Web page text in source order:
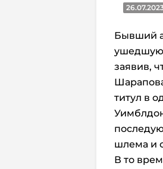
Бывший
ушедшую
заявив,
титул в
шлема и
В то